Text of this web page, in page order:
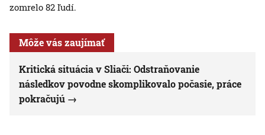
zomrelo 82 ľudí.
Môže vás zaujímať
Kritická situácia v Sliači: Odstraňovanie
následkov povodne skomplikovalo počasie, práce
pokračujú